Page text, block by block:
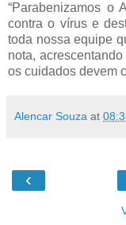
“Parabenizamos o
contra o vírus e
toda nossa equipe
nota,
os cuidados devem
Alencar Souza at
‹